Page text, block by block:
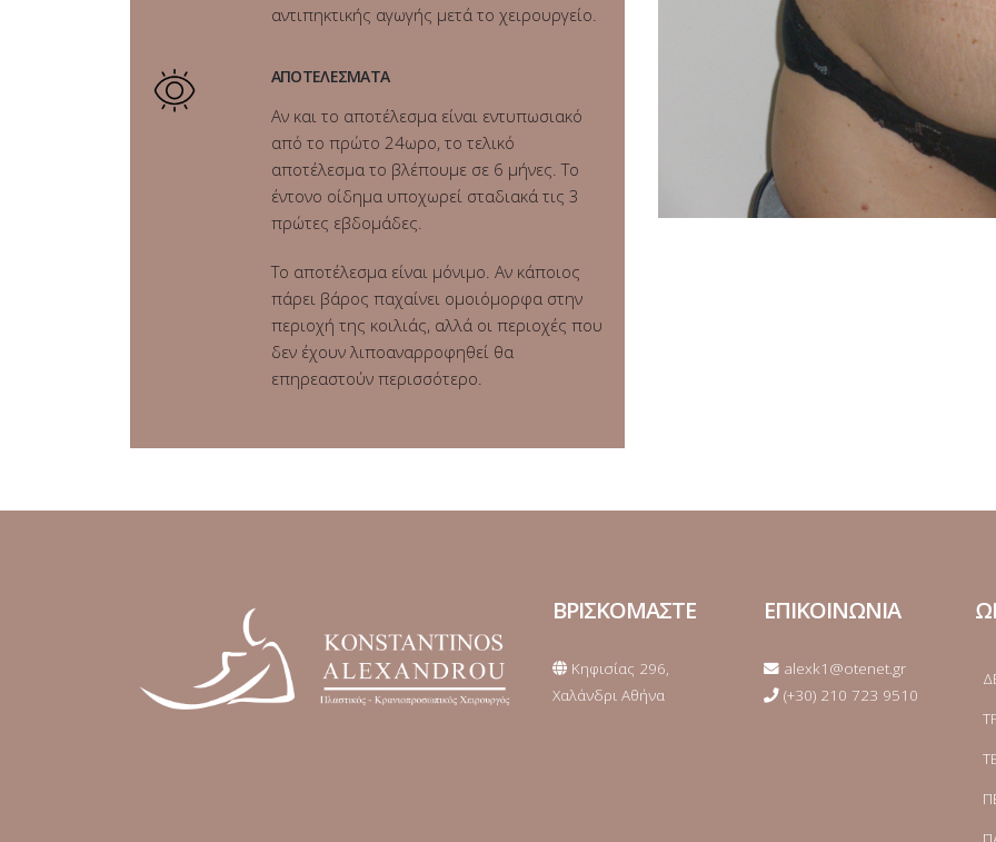
αντιπηκτικής αγωγής μετά το χειρουργείο.
ΑΠΟΤΕΛΕΣΜΑΤΑ
Αν και το αποτέλεσμα είναι εντυπωσιακό
από το πρώτο 24ωρο, το τελικό
αποτέλεσμα το βλέπουμε σε 6 μήνες. Το
έντονο οίδημα υποχωρεί σταδιακά τις 3
πρώτες εβδομάδες.
Το αποτέλεσμα είναι μόνιμο. Αν κάποιος
πάρει βάρος παχαίνει ομοιόμορφα στην
περιοχή της κοιλιάς, αλλά οι περιοχές που
δεν έχουν λιποαναρροφηθεί θα
επηρεαστούν περισσότερο.
ΒΡΙΣΚΟΜΑΣΤΕ
Κηφισίας 296,
Χαλάνδρι Αθήνα
ΕΠΙΚΟΙΝΩΝΙΑ
alexk1@otenet.gr
(+30) 210 723 9510